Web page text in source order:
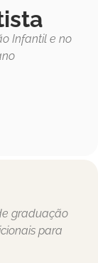
Infantil e no
graduação
para